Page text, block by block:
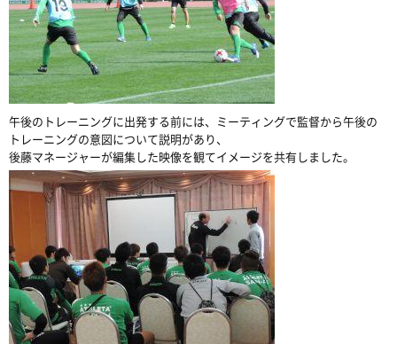
午後のトレーニングに出発する前には、ミーティングで監督から午後の
トレーニングの意図について説明があり、
後藤マネージャーが編集した映像を観てイメージを共有しました。